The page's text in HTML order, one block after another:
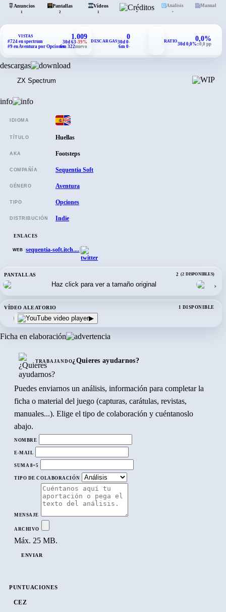
Anuncios
1
Pantallas
2
Vídeos
1
Créditos
•
Análisis
•
Manual
VISTAS
#724 en spectrum
#9 en Aventura por Opciones
1.009
30d 63-39%
6m 322nuevo
DESCARGAS
0
30d 0-
6m 0-
RATIO 0,0%
30d 0,0%±0,0 pp
PANTALLAS 2 (2 DISPONIBLES)
›
VÍDEO ALEATORIO 1 DISPONIBLE
▶
Ficha en elaboración
TRABAJANDO¿Quieres ayudarnos?
Puedes enviarnos un análisis, información para completar la
ficha o material del juego (capturas, carátulas, revistas,
manuales...). Elige el tipo de colaboración y cuéntanoslo
abajo.
NOMBRE
E-MAIL
SUMA 8+5
TIPO DE COLABORACIÓN
MENSAJE
ARCHIVO
Máx. 25 MB.
ENVIAR
PUNTUACIONES
CEZ
descargas
ZX Spectrum
info
IDIOMA
TÍTULO Huellas
AKA Footsteps
COMPAÑÍA Sequentia Soft
GÉNERO Aventura
TIPO Opciones
DISTRIBUCIÓN Indie
ENLACES
WEB sequentia-soft.itch....